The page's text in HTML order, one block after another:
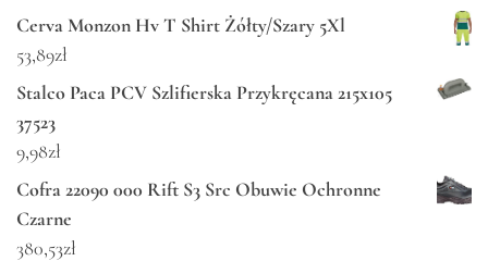
Cerva Monzon Hv T Shirt Żółty/Szary 5Xl
53,89zł
Stalco Paca PCV Szlifierska Przykręcana 215x105
37523
9,98zł
Cofra 22090 000 Rift S3 Src Obuwie Ochronne
Czarne
380,53zł